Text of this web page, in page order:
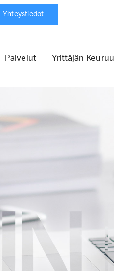
Yhteystiedot
Palvelut Yrittäjän Keuruu